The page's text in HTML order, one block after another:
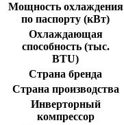
Мощность охлаждения
по паспорту (кВт)
Охлаждающая
способность (тыс.
BTU)
Страна бренда
Страна производства
Инверторный
компрессор